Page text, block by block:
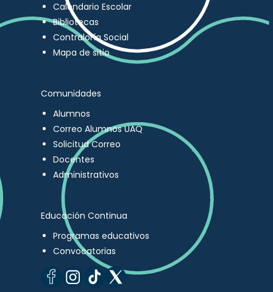
Calendario Escolar
Bibliotecas
Contraloría Social
Mapa de sitio
Comunidades
Alumnos
Correo Alumnos UAQ
Solicitud Correo
Docentes
Administrativos
Educación Continua
Programas educativos
Convocatorias